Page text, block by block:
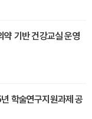
약 기반 건강교실 운영
학술연구지원과제 공